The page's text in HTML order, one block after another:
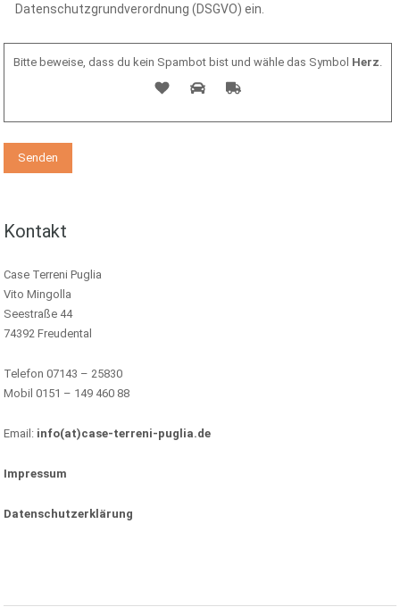
Datenschutzgrundverordnung (DSGVO) ein.
Bitte beweise, dass du kein Spambot bist und wähle das Symbol Herz
Kontakt
Case Terreni Puglia
Vito Mingolla
Seestraße 44
74392 Freudental
Telefon 07143 – 25830
Mobil 0151 – 149 460 88
Email: info(at)case-terreni-puglia.de
Impressum
Datenschutzerklärung